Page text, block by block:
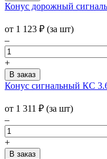
Конус дорожный
от 1 123 ₽ (за шт)
–
+
Конус сигнальный КС
от 1 311 ₽ (за шт)
–
+